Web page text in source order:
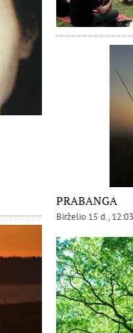
PRABANGA
Birželio 15 d., 12:03